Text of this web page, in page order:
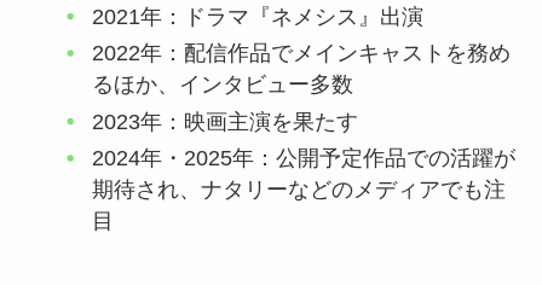
2021年：ドラマ『ネメシス』出演
2022年：配信作品でメインキャストを務め
るほか、インタビュー多数
2023年：映画主演を果たす
2024年・2025年：公開予定作品での活躍が
期待され、ナタリーなどのメディアでも注
目